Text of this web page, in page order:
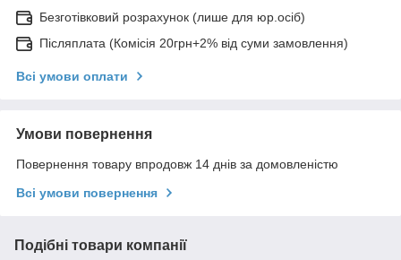
Безготівковий розрахунок (лише для юр.осіб)
Післяплата (Комісія 20грн+2% від суми замовлення)
Всі умови оплати
Умови повернення
Повернення товару впродовж 14 днів за домовленістю
Всі умови повернення
Подібні товари компанії